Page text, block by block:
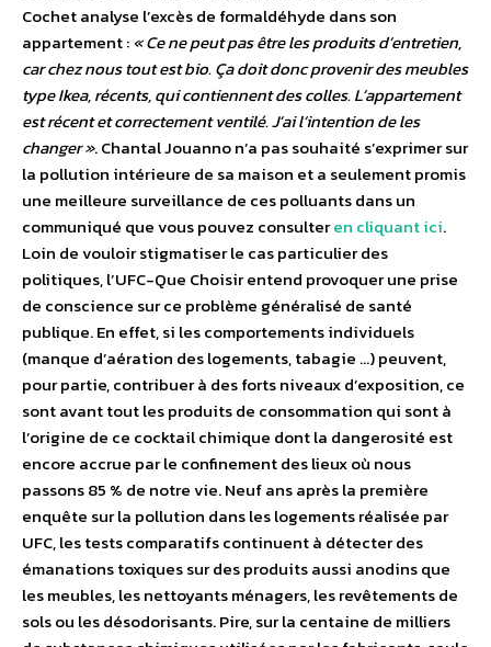
Cochet analyse l’excès de formaldéhyde dans son
appartement :« Ce ne peut pas être les produits d’entretien,
car chez nous tout est bio. Ça doit donc provenir des meubles
type Ikea, récents, qui contiennent des colles. L’appartement
est récent et correctement ventilé. J’ai l’intention de les
changer ». Chantal Jouanno n’a pas souhaité s’exprimer sur
la pollution intérieure de sa maison et a seulement promis
une meilleure surveillance de ces polluants dans un
communiqué que vous pouvez consulteren cliquant ici.
Loin de vouloir stigmatiser le cas particulier des
politiques, l’UFC-Que Choisir entend provoquer une prise
de conscience sur ce problème généralisé de santé
publique. En effet, si les comportements individuels
(manque d’aération des logements, tabagie …) peuvent,
pour partie, contribuer à des forts niveaux d’exposition, ce
sont avant tout les produits de consommation qui sont à
l’origine de ce cocktail chimique dont la dangerosité est
encore accrue par le confinement des lieux où nous
passons 85 % de notre vie. Neuf ans après la première
enquête sur la pollution dans les logements réalisée par
UFC, les tests comparatifs continuent à détecter des
émanations toxiques sur des produits aussi anodins que
les meubles, les nettoyants ménagers, les revêtements de
sols ou les désodorisants. Pire, sur la centaine de milliers